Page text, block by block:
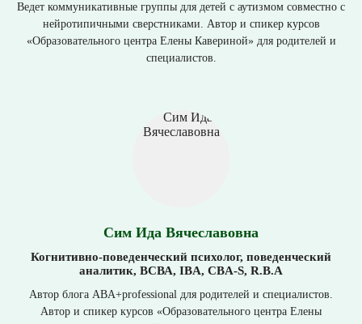
Ведет коммуникативные группы для детей с аутизмом совместно с
нейротипичными сверстниками. Автор и спикер курсов
«Образовательного центра Елены Кавериной» для родителей и
специалистов.
Сим Ида Вячеславовна
Когнитивно-поведенческий психолог, поведенческий
аналитик, ВСВА, IBA, CBA-S, R.B.A
Автор блога ABA+professional для родителей и специалистов.
Автор и спикер курсов «Образовательного центра Елены